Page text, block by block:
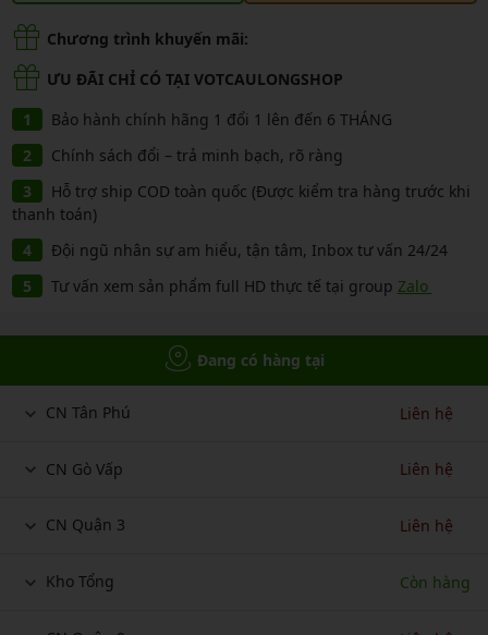
Chương trình khuyến mãi:
ƯU ĐÃI CHỈ CÓ TẠI VOTCAULONGSHOP
Bảo hành chính hãng 1 đổi 1 lên đến 6 THÁNG
Chính sách đổi – trả minh bạch, rõ ràng
Hỗ trợ ship COD toàn quốc (Được kiểm tra hàng trước khi
thanh toán)
Đội ngũ nhân sự am hiểu, tận tâm, Inbox tư vấn 24/24
Tư vấn xem sản phẩm full HD thực tế tại group Zalo
Đang có hàng tại
CN Tân Phú Liên hệ
CN Gò Vấp Liên hệ
CN Quận 3 Liên hệ
Kho Tổng Còn hàng